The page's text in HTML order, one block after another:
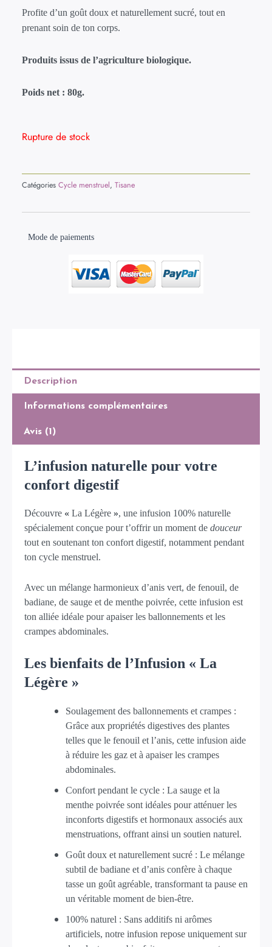
Profite d’un goût doux et naturellement sucré, tout en
prenant soin de ton corps.
Produits issus de l’agriculture biologique.
Poids net : 80g.
Rupture de stock
Catégories Cycle menstruel, Tisane
Mode de paiements
Description
Informations complémentaires
Avis (1)
L’infusion naturelle pour votre
confort digestif
Découvre « La Légère », une infusion 100% naturelle
spécialement conçue pour t’offrir un moment de douceur
tout en soutenant ton confort digestif, notamment pendant
ton cycle menstruel.
Avec un mélange harmonieux d’anis vert, de fenouil, de
badiane, de sauge et de menthe poivrée, cette infusion est
ton alliée idéale pour apaiser les ballonnements et les
crampes abdominales.
Les bienfaits de l’Infusion « La
Légère »
Soulagement des ballonnements et crampes :
Grâce aux propriétés digestives des plantes
telles que le fenouil et l’anis, cette infusion aide
à réduire les gaz et à apaiser les crampes
abdominales.
Confort pendant le cycle : La sauge et la
menthe poivrée sont idéales pour atténuer les
inconforts digestifs et hormonaux associés aux
menstruations, offrant ainsi un soutien naturel.
Goût doux et naturellement sucré : Le mélange
subtil de badiane et d’anis confère à chaque
tasse un goût agréable, transformant ta pause en
un véritable moment de bien-être.
100% naturel : Sans additifs ni arômes
artificiels, notre infusion repose uniquement sur